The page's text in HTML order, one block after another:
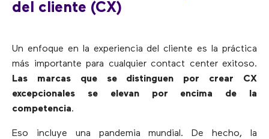
del cliente (CX)
Un enfoque en la experiencia del cliente es la práctica
más importante para cualquier contact center exitoso.
Las marcas que se distinguen por crear CX
excepcionales se elevan por encima de la
competencia.
Eso incluye una pandemia mundial. De hecho, la